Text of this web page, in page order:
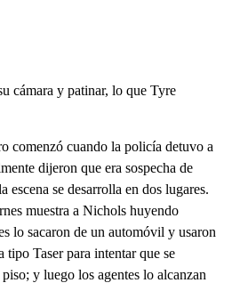
cámara y patinar, lo que Tyre
comenzó cuando la policía detuvo a
dijeron que era sospecha de
escena se desarrolla en dos lugares.
muestra a Nichols huyendo
lo sacaron de un automóvil y usaron
tipo Taser para intentar que se
y luego los agentes lo alcanzan